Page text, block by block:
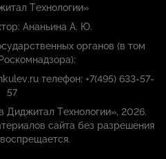
Технологии»
Ананьина А. Ю.
органов (в том
телефон: +7(495) 633-57-
57
Технологии», 2026.
сайта без разрешения